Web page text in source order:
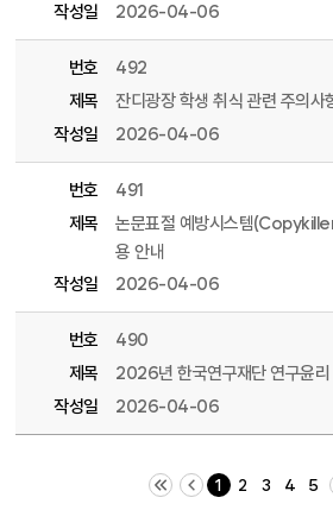
작성일
2026-04-06
번호
492
제목
잔디광장 학생 취식 관련 주의사
작성일
2026-04-06
번호
491
제목
논문표절 예방시스템
용 안내
작성일
2026-04-06
번호
490
제목
2026년 한국연구재단 연구윤리
작성일
2026-04-06
처음 페이지 이전 10 페이지
1 2 3 4 5